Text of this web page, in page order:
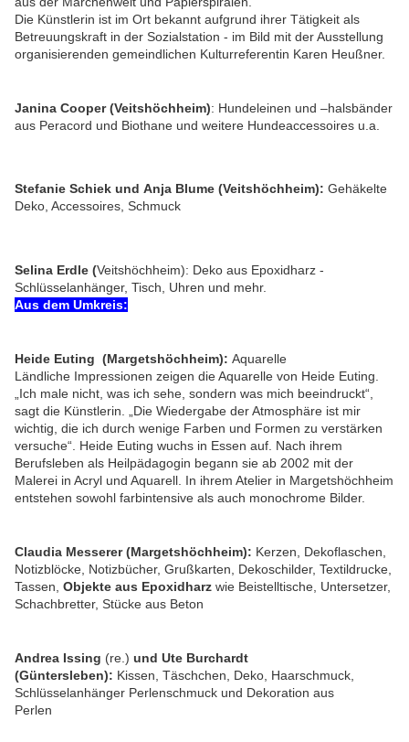
Die Künstlerin ist im Ort bekannt aufgrund ihrer Tätigkeit als
Betreuungskraft in der Sozialstation - im Bild mit der Ausstellung
organisierenden gemeindlichen Kulturreferentin Karen Heußner.
Janina Cooper (Veitshöchheim): Hundeleinen und –halsbänder
aus Peracord und Biothane und weitere Hundeaccessoires u.a.
Stefanie Schiek und Anja Blume (Veitshöchheim): Gehäkelte
Deko, Accessoires, Schmuck
Selina Erdle (Veitshöchheim): Deko aus Epoxidharz -
Schlüsselanhänger, Tisch, Uhren und mehr.
Aus dem Umkreis:
Heide Euting (Margetshöchheim): Aquarelle
Ländliche Impressionen zeigen die Aquarelle von Heide Euting.
„Ich male nicht, was ich sehe, sondern was mich beeindruckt“,
sagt die Künstlerin. „Die Wiedergabe der Atmosphäre ist mir
wichtig, die ich durch wenige Farben und Formen zu verstärken
versuche“. Heide Euting wuchs in Essen auf. Nach ihrem
Berufsleben als Heilpädagogin begann sie ab 2002 mit der
Malerei in Acryl und Aquarell. In ihrem Atelier in Margetshöchheim
entstehen sowohl farbintensive als auch monochrome Bilder.
Claudia Messerer (Margetshöchheim): Kerzen, Dekoflaschen,
Notizblöcke, Notizbücher, Grußkarten, Dekoschilder, Textildrucke,
Tassen, Objekte aus Epoxidharz wie Beistelltische, Untersetzer,
Schachbretter, Stücke aus Beton
Andrea Issing (re.) und Ute Burchardt
(Güntersleben): Kissen, Täschchen, Deko, Haarschmuck,
Schlüsselanhänger Perlenschmuck und Dekoration aus
Perlen